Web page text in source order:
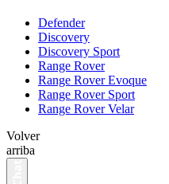
Defender
Discovery
Discovery Sport
Range Rover
Range Rover Evoque
Range Rover Sport
Range Rover Velar
Volver
arriba